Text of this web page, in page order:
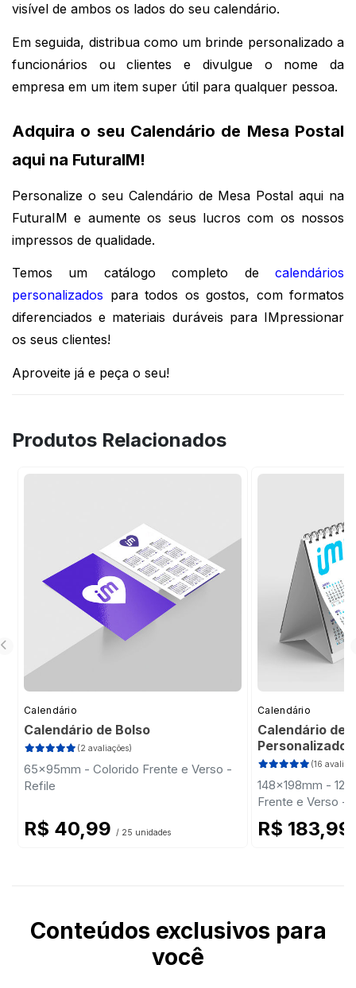
visível de ambos os lados do seu calendário.
Em seguida, distribua como um brinde personalizado a
funcionários ou clientes e divulgue o nome da
empresa em um item super útil para qualquer pessoa.
Adquira o seu Calendário de Mesa Postal
aqui na FuturaIM!
Personalize o seu Calendário de Mesa Postal aqui na
FuturaIM e aumente os seus lucros com os nossos
impressos de qualidade.
Temos um catálogo completo de calendários
personalizados para todos os gostos, com formatos
diferenciados e materiais duráveis para IMpressionar
os seus clientes!
Aproveite já e peça o seu!
Produtos Relacionados
Calendário
Calendário de Bolso
(2 avaliações)
65x95mm - Colorido Frente e Verso -
Refile
R$ 40,99 / 25 unidades
Calendário
Calendário de
Personalizado
(16
148x198mm - 12
Frente e Verso -
Triplex 300g -
R$ 183,99
Conteúdos exclusivos para
você